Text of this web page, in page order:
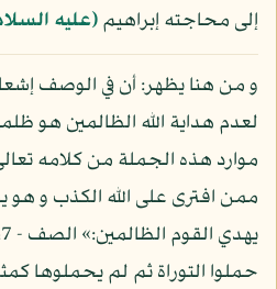
إلى محاجته إبراهيم(عليه
و من هنا يظهر: أن في الوصف
لعدم هداية الله الظالمين هو
موارد هذه الجملة من كلامه
ممن افترى على الله الكذب و هو
حملوا التوراة ثم لم يحملوها